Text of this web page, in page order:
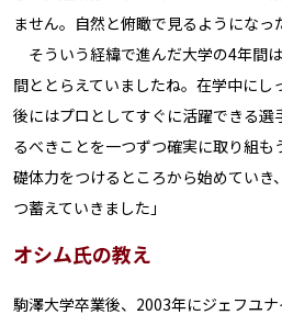
ません。自然と俯瞰で見るようになっ
そういう経緯で進んだ大学の4年間
間ととらえていましたね。在学中にし
後にはプロとしてすぐに活躍できる選
るべきことを一つずつ確実に取り組も
礎体力をつけるところから始めていき
つ蓄えていきました」
オシム氏の教え
駒澤大学卒業後、2003年にジェフユ